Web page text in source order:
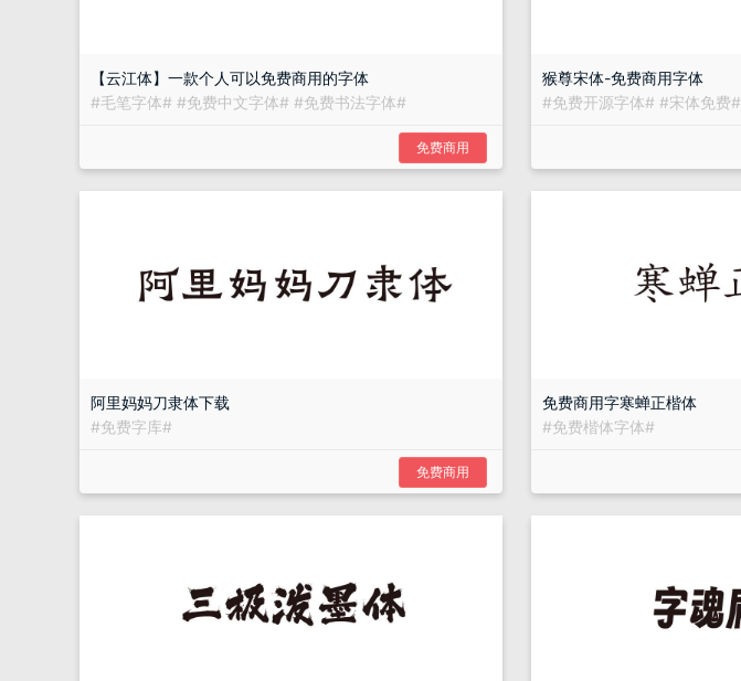
【云江体】一款个人可以免费商用的字体
#毛笔字体# #免费中文字体# #免费书法字体#
免费商用
猴尊宋体-免费商用字体
#免费开源字体# #宋体免费#
阿里妈妈刀隶体下载
#免费字库#
免费商用
免费商用字寒蝉正楷体
#免费楷体字体#